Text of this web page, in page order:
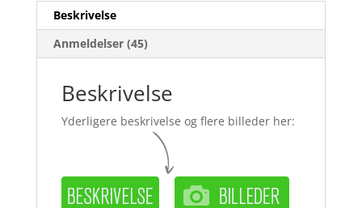
Beskrivelse
Anmeldelser (45)
Beskrivelse
Yderligere beskrivelse og flere billeder her: